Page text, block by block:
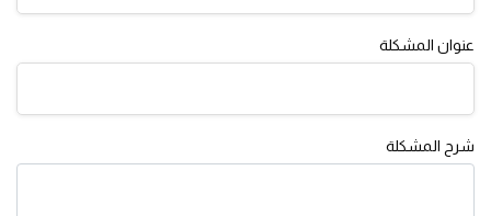
عنوان المشكلة
شرح المشكلة